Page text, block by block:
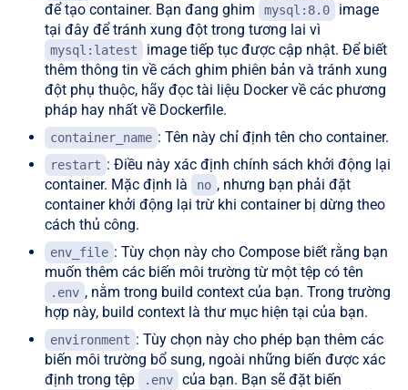
để tạo container. Bạn đang ghim
mysql:8.0
image
tại đây để tránh xung đột trong tương lai vì
mysql:latest
image tiếp tục được cập nhật. Để biết
thêm thông tin về cách ghim phiên bản và tránh xung
đột phụ thuộc, hãy đọc tài liệu Docker về các phương
pháp hay nhất về Dockerfile.
container_name : Tên này chỉ định tên cho container.
restart : Điều này xác định chính sách khởi động lại
container. Mặc định là
no , nhưng bạn phải đặt
container khởi động lại trừ khi container bị dừng theo
cách thủ công.
env_file : Tùy chọn này cho Compose biết rằng bạn
muốn thêm các biến môi trường từ một tệp có tên
.env , nằm trong build context của bạn. Trong trường
hợp này, build context là thư mục hiện tại của bạn.
environment : Tùy chọn này cho phép bạn thêm các
biến môi trường bổ sung, ngoài những biến được xác
định trong tệp
.env của bạn. Bạn sẽ đặt biến